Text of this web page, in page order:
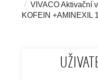
VIVACO Aktivační
KOFEIN +AMINEXIL